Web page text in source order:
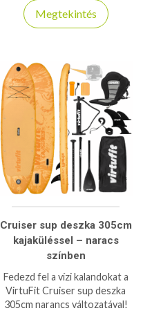
választás nyári vízi
kalandokhoz, túrázáshoz és
Megtekintés
Cruiser sup deszka 305cm
kajaküléssel – naracs
színben
Fedezd fel a vízi kalandokat a
VirtuFit Cruiser sup deszka
305cm narancs változatával!